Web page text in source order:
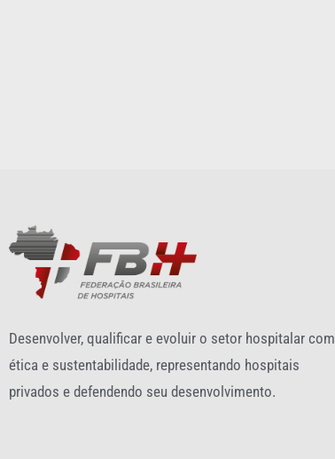
Desenvolver, qualificar e evoluir o setor hospitalar com
ética e sustentabilidade, representando hospitais
privados e defendendo seu desenvolvimento.